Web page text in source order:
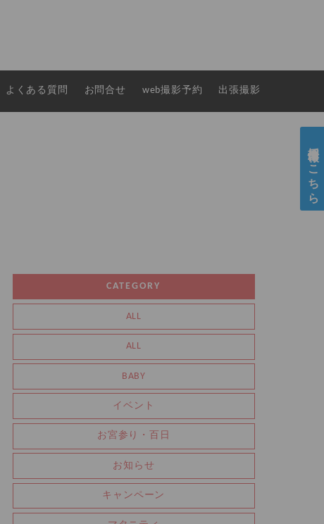
よくある質問 お問合せ web撮影予約 出張撮影
CATEGORY
ALL
ALL
BABY
イベント
お宮参り・百日
お知らせ
キャンペーン
採用情報はこちら